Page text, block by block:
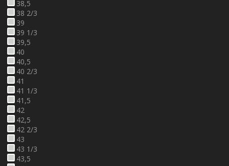
38,5
38 2/3
39
39 1/3
39,5
40
40,5
40 2/3
41
41 1/3
41,5
42
42,5
42 2/3
43
43 1/3
43,5